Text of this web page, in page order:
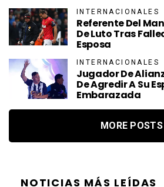
INTERNACIONALES
Referente Del
De Luto Tras
Esposa
INTERNACIONALES
Jugador De
De Agredir A Su
Embarazada
MORE POSTS
NOTICIAS MÁS LEÍDAS